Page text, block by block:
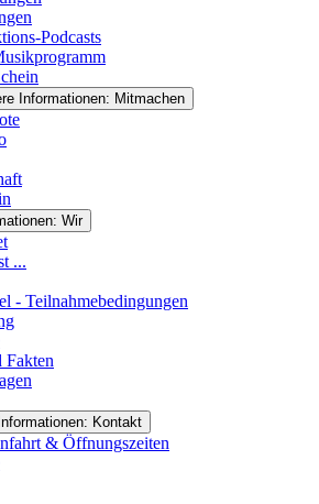
Podcasts
Informationen: Mitmachen
Wir
...
- Teilnahmebedingungen
Fakten
Kontakt
& Öffnungszeiten